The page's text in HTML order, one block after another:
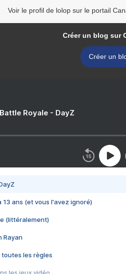
Voir le profil de lolop sur le portail
Créer un blog sur
Créer un
Royale - DayZ
13 ans (et vous l'avez ignoré)
(littéralement)
Rayan
toutes les règles